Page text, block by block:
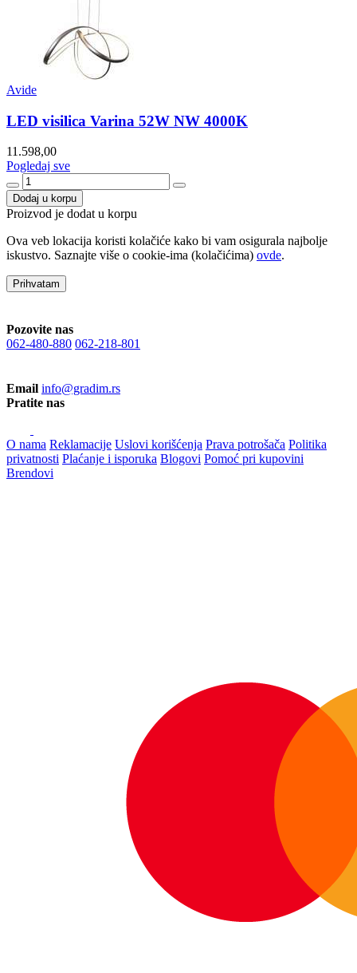
Avide
LED visilica Varina 52W NW 4000K
11.598,00
Pogledaj sve
Dodaj u korpu
Proizvod je dodat u korpu
Ova veb lokacija koristi kolačiće kako bi vam osigurala najbolje
iskustvo. Saznajte više o cookie-ima (kolačićima) ovde.
Prihvatam
Pozovite nas
062-480-880 062-218-801
Email info@gradim.rs
Pratite nas
O nama Reklamacije Uslovi korišćenja Prava potrošača Politika
privatnosti Plaćanje i isporuka Blogovi Pomoć pri kupovini
Brendovi